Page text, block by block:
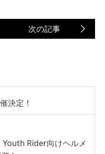
決定！
Youth Rider向けヘルメ